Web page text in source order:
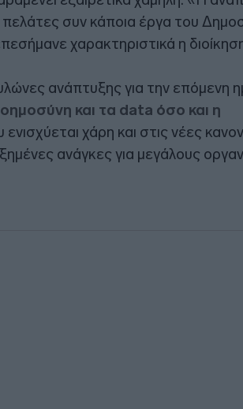
πελάτες συν κάποια έργα του
χαρακτηριστικά η
ανάπτυξης για την επόμενη
και τα data όσο και η
χάρη και στις νέες
ανάγκες για μεγάλους